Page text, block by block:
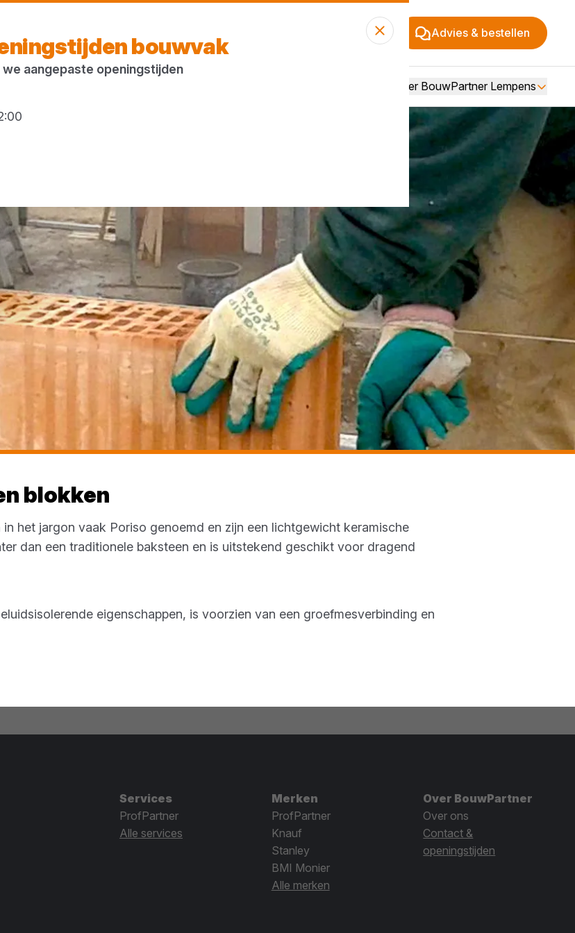
Advies & bestellen
Over BouwPartner Lempens
blokken
het jargon vaak Poriso genoemd en zijn een lichtgewicht keramische
dan een traditionele baksteen en is uitstekend geschikt voor dragend
eigenschappen, is voorzien van een groefmesverbinding en
bouwvak
aangepaste openingstijden
Services
ProfPartner
Alle services
Merken
ProfPartner
Knauf
Stanley
BMI Monier
Alle merken
Over BouwPartner
Over ons
Contact &
openingstijden